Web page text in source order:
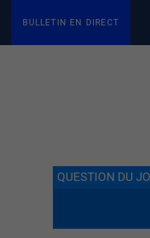
BULLETIN EN DIRECT
QUESTION DU